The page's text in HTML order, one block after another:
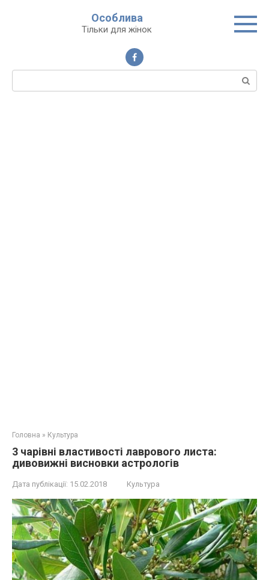
Особлива
Тільки для жінок
Пошук:
Головна » Культура
3 чарівні властивості лаврового листа:
дивовижні висновки астрологів
Дата публікації: 15.02.2018 Культура